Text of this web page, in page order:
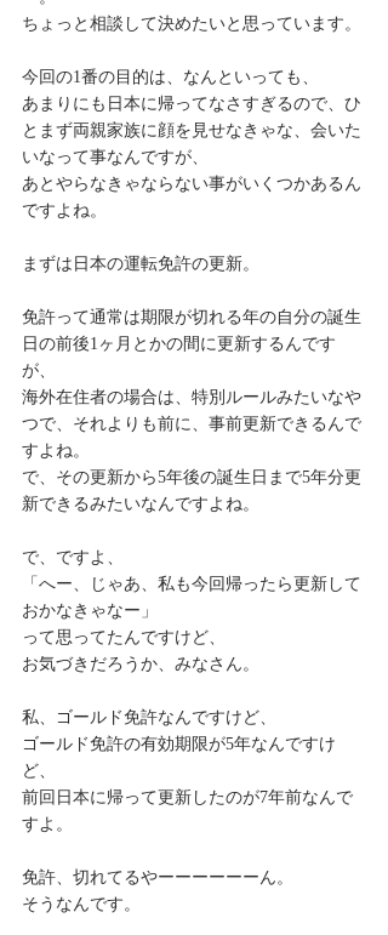
ちょっと相談して決めたいと思っています。
今回の1番の目的は、なんといっても、
あまりにも日本に帰ってなさすぎるので、ひ
とまず両親家族に顔を見せなきゃな、会いた
いなって事なんですが、
あとやらなきゃならない事がいくつかあるん
ですよね。
まずは日本の運転免許の更新。
免許って通常は期限が切れる年の自分の誕生
日の前後1ヶ月とかの間に更新するんです
が、
海外在住者の場合は、特別ルールみたいなや
つで、それよりも前に、事前更新できるんで
すよね。
で、その更新から5年後の誕生日まで5年分更
新できるみたいなんですよね。
で、ですよ、
「へー、じゃあ、私も今回帰ったら更新して
おかなきゃなー」
って思ってたんですけど、
お気づきだろうか、みなさん。
私、ゴールド免許なんですけど、
ゴールド免許の有効期限が5年なんですけ
ど、
前回日本に帰って更新したのが7年前なんで
すよ。
免許、切れてるやーーーーーーん。
そうなんです。